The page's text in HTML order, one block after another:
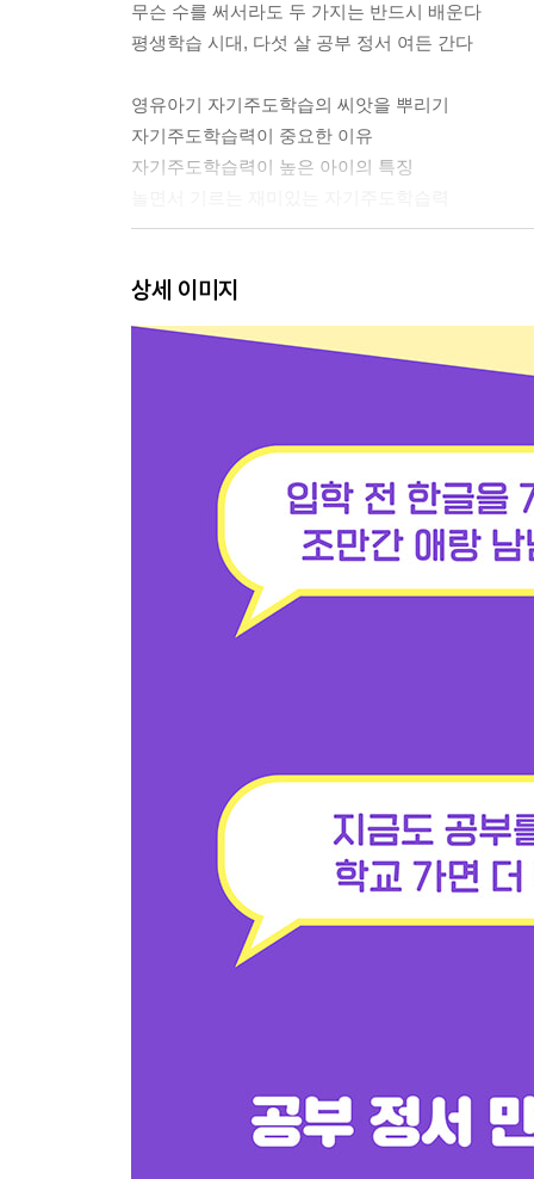
무슨 수를 써서라도 두 가지는 반드시 배운다
평생학습 시대, 다섯 살 공부 정서 여든 간다
영유아기 자기주도학습의 씨앗을 뿌리기
자기주도학습력이 중요한 이유
자기주도학습력이 높은 아이의 특징
욕심만 앞선 ‘엄마표 교육’이 모든 것을 망친다
하루에 딱 한 장뿐이라고요?
결정적 시기에 관한 과신 혹은 맹신
아이의 공부 정서, 부모가 도와주어야 하는 것들
엄마표 교육만이 가진 특장점을 살리기
자신의 욕구에 역행할 수 있는 힘 기르기
놀이 속 배움을 극대화하는 효과적인 개입 방법
‘체력이 국력’이란 말은 옛말, 지금은 ‘체력은 학습력
도전은 나의 힘! 최적의 도전 과제 만들기
유치원에서 시행하는 교육과정
유치원의 궁극적인 교육 목표
유치원 교육과정으로 우리 아이 첫 공부 레벌업하기
건강하고 안전하게 생활하기: 신체 운동·건강 영역
소통을 위한 언어능력 기르기: 의사소통 영역
자신을 존중하고 타인을 배려하기: 사회관계 영역
EPILOGUE _ 아이 공부 이전에 다져야 할 우리의
상세 이미지